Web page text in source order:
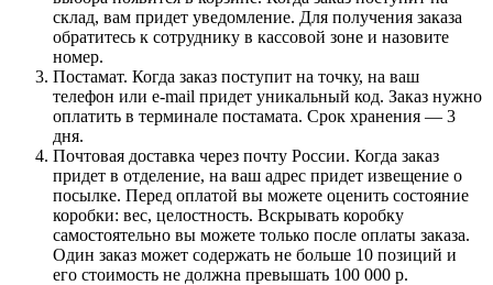
склад, вам придет уведомление. Для получения заказа
обратитесь к сотруднику в кассовой зоне и назовите
номер.
Постамат. Когда заказ поступит на точку, на ваш
телефон или e-mail придет уникальный код. Заказ нужно
оплатить в терминале постамата. Срок хранения — 3
дня.
Почтовая доставка через почту России. Когда заказ
придет в отделение, на ваш адрес придет извещение о
посылке. Перед оплатой вы можете оценить состояние
коробки: вес, целостность. Вскрывать коробку
самостоятельно вы можете только после оплаты заказа.
Один заказ может содержать не больше 10 позиций и
его стоимость не должна превышать 100 000 р.